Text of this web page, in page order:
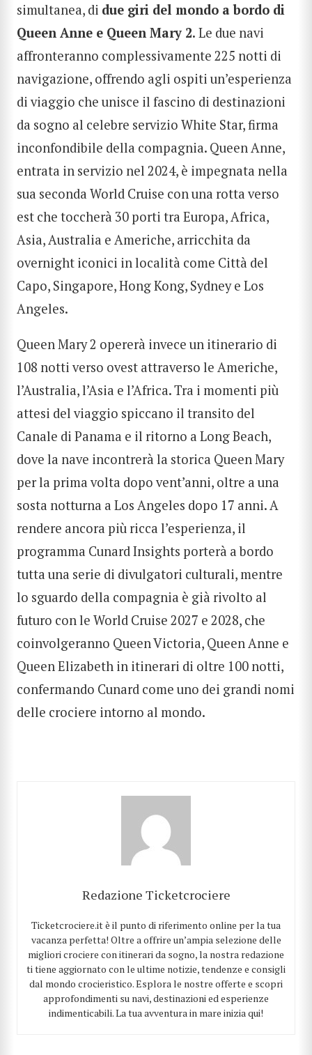
simultanea, di due giri del mondo a bordo di
Queen Anne e Queen Mary 2. Le due navi
affronteranno complessivamente 225 notti di
navigazione, offrendo agli ospiti un’esperienza
di viaggio che unisce il fascino di destinazioni
da sogno al celebre servizio White Star, firma
inconfondibile della compagnia. Queen Anne,
entrata in servizio nel 2024, è impegnata nella
sua seconda World Cruise con una rotta verso
est che toccherà 30 porti tra Europa, Africa,
Asia, Australia e Americhe, arricchita da
overnight iconici in località come Città del
Capo, Singapore, Hong Kong, Sydney e Los
Angeles.
Queen Mary 2 opererà invece un itinerario di
108 notti verso ovest attraverso le Americhe,
l’Australia, l’Asia e l’Africa. Tra i momenti più
attesi del viaggio spiccano il transito del
Canale di Panama e il ritorno a Long Beach,
dove la nave incontrerà la storica Queen Mary
per la prima volta dopo vent’anni, oltre a una
sosta notturna a Los Angeles dopo 17 anni. A
rendere ancora più ricca l’esperienza, il
programma Cunard Insights porterà a bordo
tutta una serie di divulgatori culturali, mentre
lo sguardo della compagnia è già rivolto al
futuro con le World Cruise 2027 e 2028, che
coinvolgeranno Queen Victoria, Queen Anne e
Queen Elizabeth in itinerari di oltre 100 notti,
confermando Cunard come uno dei grandi nomi
delle crociere intorno al mondo.
Redazione Ticketcrociere
Ticketcrociere.it è il punto di riferimento online per la tua
vacanza perfetta! Oltre a offrire un’ampia selezione delle
migliori crociere con itinerari da sogno, la nostra redazione
ti tiene aggiornato con le ultime notizie, tendenze e consigli
dal mondo crocieristico. Esplora le nostre offerte e scopri
approfondimenti su navi, destinazioni ed esperienze
indimenticabili. La tua avventura in mare inizia qui!